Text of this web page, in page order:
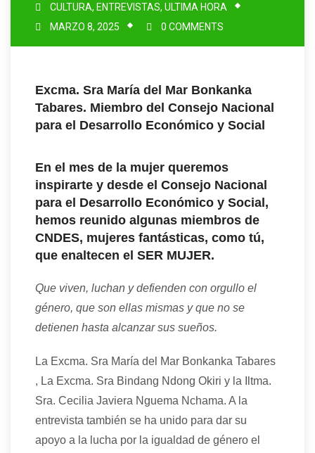
CULTURA, ENTREVISTAS, ULTIMA HORA
MARZO 8, 2025
0 COMMENTS
Excma. Sra María del Mar Bonkanka
Tabares. Miembro del Consejo Nacional
para el Desarrollo Económico y Social
En el mes de la mujer queremos
inspirarte y desde el Consejo Nacional
para el Desarrollo Económico y Social,
hemos reunido algunas miembros de
CNDES, mujeres fantásticas, como tú,
que enaltecen el SER MUJER.
Que viven, luchan y defienden con orgullo el
género, que son ellas mismas y que no se
detienen hasta alcanzar sus sueños.
La Excma. Sra María del Mar Bonkanka Tabares
, La Excma. Sra Bindang Ndong Okiri y la Iltma.
Sra. Cecilia Javiera Nguema Nchama. A la
entrevista también se ha unido para dar su
apoyo a la lucha por la igualdad de género el